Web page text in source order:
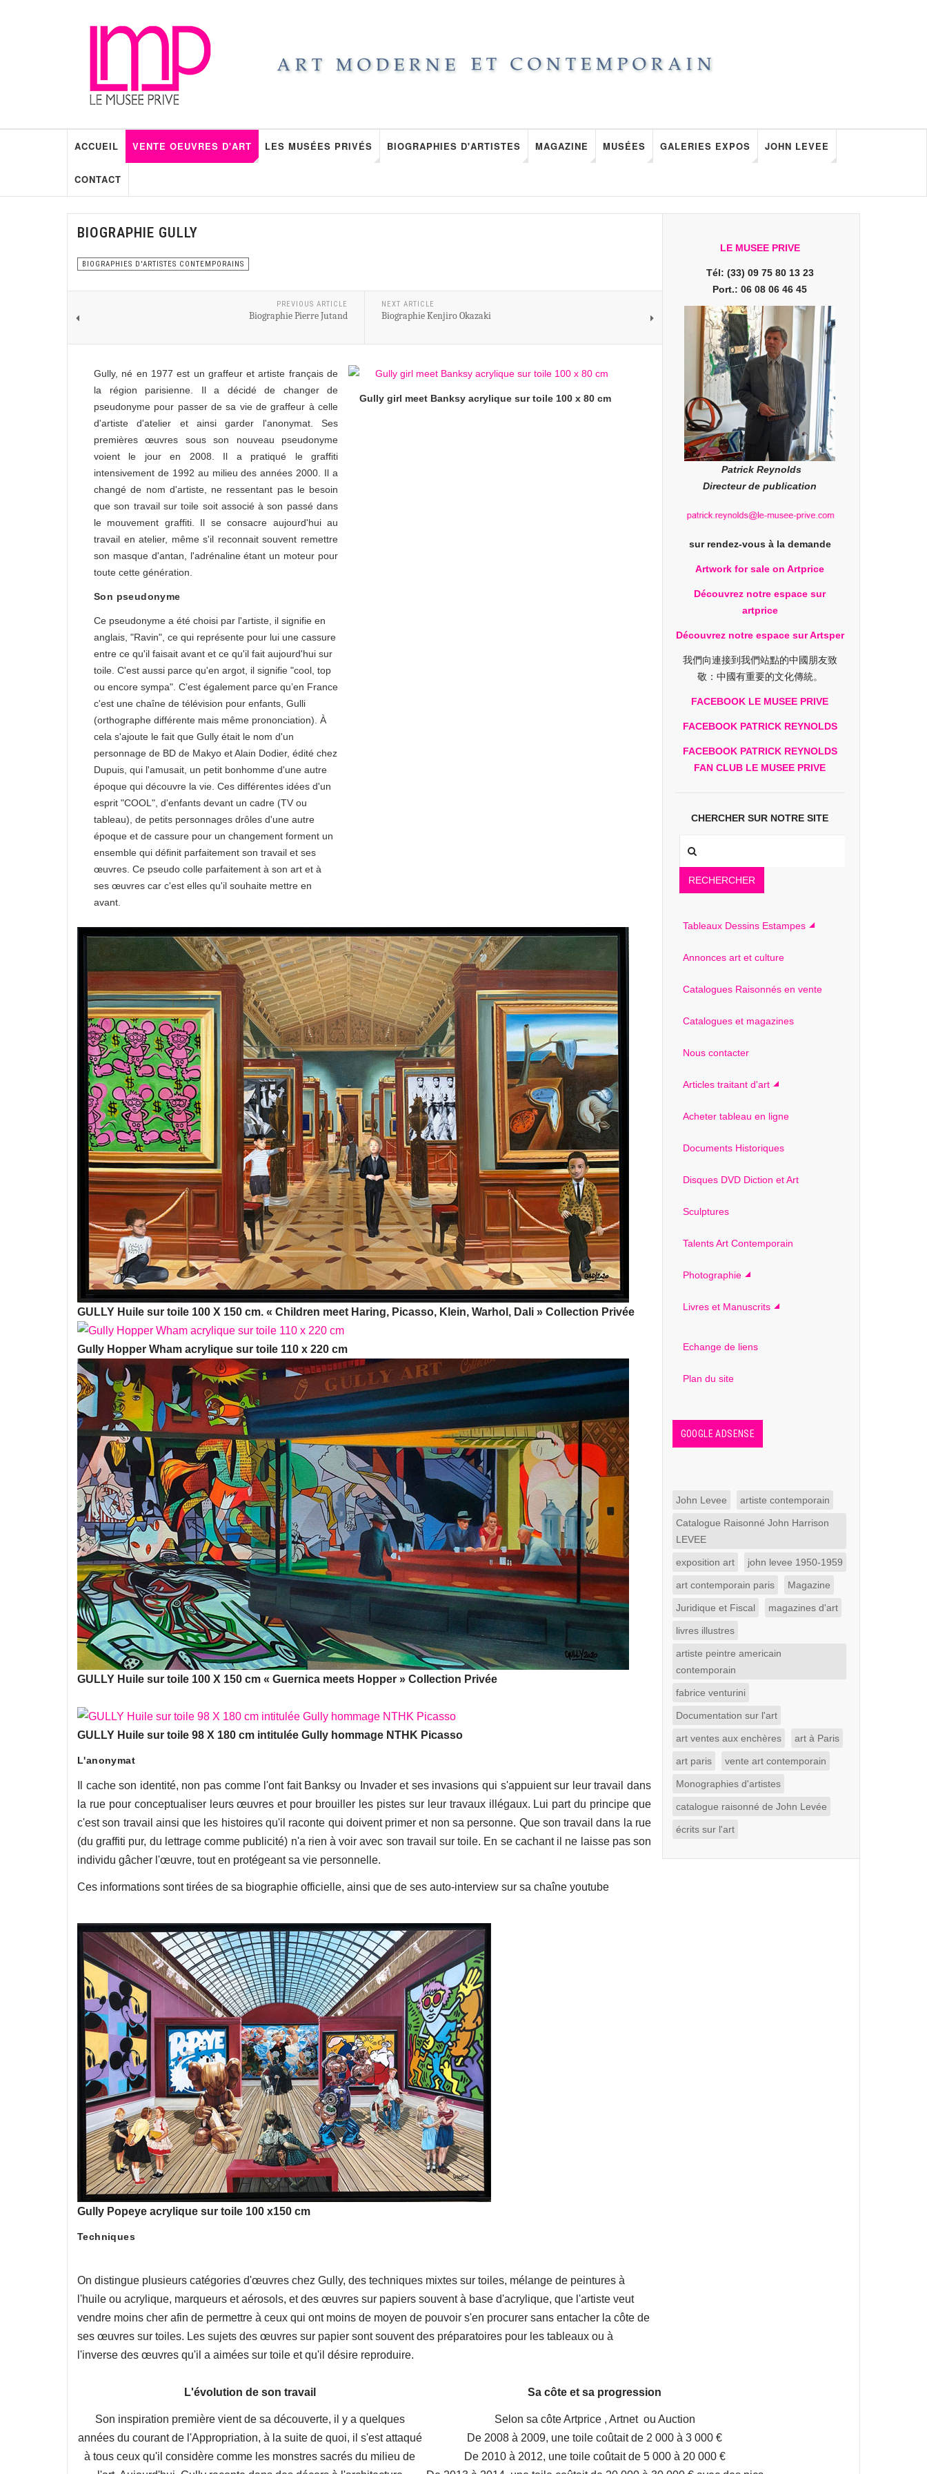
ACCUEIL VENTE OEUVRES D'ART LES MUSÉES PRIVÉS BIOGRAPHIES D'ARTISTES MAGAZINE MUSÉES GALERIES EXPOS JOHN LEVEE
CONTACT
BIOGRAPHIE GULLY
BIOGRAPHIES D'ARTISTES CONTEMPORAINS
PREVIOUS ARTICLE
Biographie Pierre Jutand
NEXT ARTICLE
Biographie Kenjiro Okazaki
Gully, né en 1977 est un graffeur et artiste français de
la région parisienne. Il a décidé de changer de
pseudonyme pour passer de sa vie de graffeur à celle
d'artiste d'atelier et ainsi garder l'anonymat. Ses
premières œuvres sous son nouveau pseudonyme
voient le jour en 2008. Il a pratiqué le graffiti
intensivement de 1992 au milieu des années 2000. Il a
changé de nom d'artiste, ne ressentant pas le besoin
que son travail sur toile soit associé à son passé dans
le mouvement graffiti. Il se consacre aujourd'hui au
travail en atelier, même s'il reconnait souvent remettre
son masque d'antan, l'adrénaline étant un moteur pour
toute cette génération.
Son pseudonyme
Ce pseudonyme a été choisi par l'artiste, il signifie en
anglais, "Ravin", ce qui représente pour lui une cassure
entre ce qu'il faisait avant et ce qu'il fait aujourd'hui sur
toile. C'est aussi parce qu'en argot, il signifie "cool, top
ou encore sympa". C’est également parce qu’en France
c'est une chaîne de télévision pour enfants, Gulli
(orthographe différente mais même prononciation). À
cela s'ajoute le fait que Gully était le nom d'un
personnage de BD de Makyo et Alain Dodier, édité chez
Dupuis, qui l'amusait, un petit bonhomme d'une autre
époque qui découvre la vie. Ces différentes idées d'un
esprit "COOL", d'enfants devant un cadre (TV ou
tableau), de petits personnages drôles d'une autre
époque et de cassure pour un changement forment un
ensemble qui définit parfaitement son travail et ses
œuvres. Ce pseudo colle parfaitement à son art et à
ses œuvres car c'est elles qu'il souhaite mettre en
avant.
Gully girl meet Banksy acrylique sur toile 100 x 80 cm
GULLY Huile sur toile 100 X 150 cm. « Children meet Haring, Picasso, Klein, Warhol, Dali » Collection Privée
Gully Hopper Wham acrylique sur toile 110 x 220 cm
GULLY Huile sur toile 100 X 150 cm « Guernica meets Hopper » Collection Privée
GULLY Huile sur toile 98 X 180 cm intitulée Gully hommage NTHK Picasso
L'anonymat
Il cache son identité, non pas comme l'ont fait Banksy ou Invader et ses invasions qui s'appuient sur leur travail dans
la rue pour conceptualiser leurs œuvres et pour brouiller les pistes sur leur travaux illégaux. Lui part du principe que
c'est son travail ainsi que les histoires qu'il raconte qui doivent primer et non sa personne. Que son travail dans la rue
(du graffiti pur, du lettrage comme publicité) n'a rien à voir avec son travail sur toile. En se cachant il ne laisse pas son
individu gâcher l'œuvre, tout en protégeant sa vie personnelle.
Ces informations sont tirées de sa biographie officielle, ainsi que de ses auto-interview sur sa chaîne youtube
Gully Popeye acrylique sur toile 100 x150 cm
Techniques
On distingue plusieurs catégories d'œuvres chez Gully, des techniques mixtes sur toiles, mélange de peintures à
l'huile ou acrylique, marqueurs et aérosols, et des œuvres sur papiers souvent à base d'acrylique, que l'artiste veut
vendre moins cher afin de permettre à ceux qui ont moins de moyen de pouvoir s'en procurer sans entacher la côte de
ses œuvres sur toiles. Les sujets des œuvres sur papier sont souvent des préparatoires pour les tableaux ou à
l'inverse des œuvres qu'il a aimées sur toile et qu'il désire reproduire.
L'évolution de son travail
Son inspiration première vient de sa découverte, il y a quelques
années du courant de l'Appropriation, à la suite de quoi, il s'est attaqué
à tous ceux qu'il considère comme les monstres sacrés du milieu de
Sa côte et sa progression
Selon sa côte Artprice , Artnet ou Auction
De 2008 à 2009, une toile coûtait de 2 000 à 3 000 €
De 2010 à 2012, une toile coûtait de 5 000 à 20 000 €
LE MUSEE PRIVE
Tél: (33) 09 75 80 13 23
Port.: 06 08 06 46 45
Patrick Reynolds
Directeur de publication
sur rendez-vous à la demande
Artwork for sale on Artprice
Découvrez notre espace sur
artprice
Découvrez notre espace sur Artsper
我們向連接到我們站點的中國朋友致
敬：中國有重要的文化傳統。
FACEBOOK LE MUSEE PRIVE
FACEBOOK PATRICK REYNOLDS
FACEBOOK PATRICK REYNOLDS
FAN CLUB LE MUSEE PRIVE
CHERCHER SUR NOTRE SITE
RECHERCHER
Tableaux Dessins Estampes
Annonces art et culture
Catalogues Raisonnés en vente
Catalogues et magazines
Nous contacter
Articles traitant d'art
Acheter tableau en ligne
Documents Historiques
Disques DVD Diction et Art
Sculptures
Talents Art Contemporain
Photographie
Livres et Manuscrits
Echange de liens
Plan du site
GOOGLE ADSENSE
John Levee artiste contemporain
Catalogue Raisonné John Harrison
LEVEE
exposition art john levee 1950-1959
art contemporain paris Magazine
Juridique et Fiscal magazines d'art
livres illustres
artiste peintre americain
contemporain
fabrice venturini
Documentation sur l'art
art ventes aux enchères art à Paris
art paris vente art contemporain
Monographies d'artistes
catalogue raisonné de John Levée
écrits sur l'art